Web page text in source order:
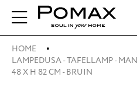
HOME
LAMPEDUSA - TAFELLAMP -
48 X H 82 CM - BRUIN